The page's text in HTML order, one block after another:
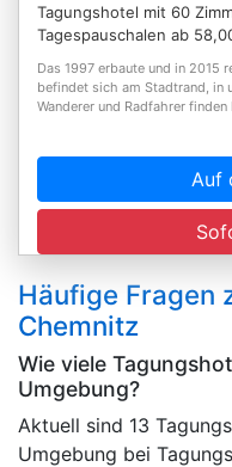
Tagungshotel mit 60
Tagespauschalen ab
Das 1997 erbaute und in 2015
befindet sich am Stadtrand, in
Wanderer und Radfahrer
Auf
Häufige Fragen
Chemnitz
Wie viele
Umgebung?
Aktuell sind 13
Umgebung bei